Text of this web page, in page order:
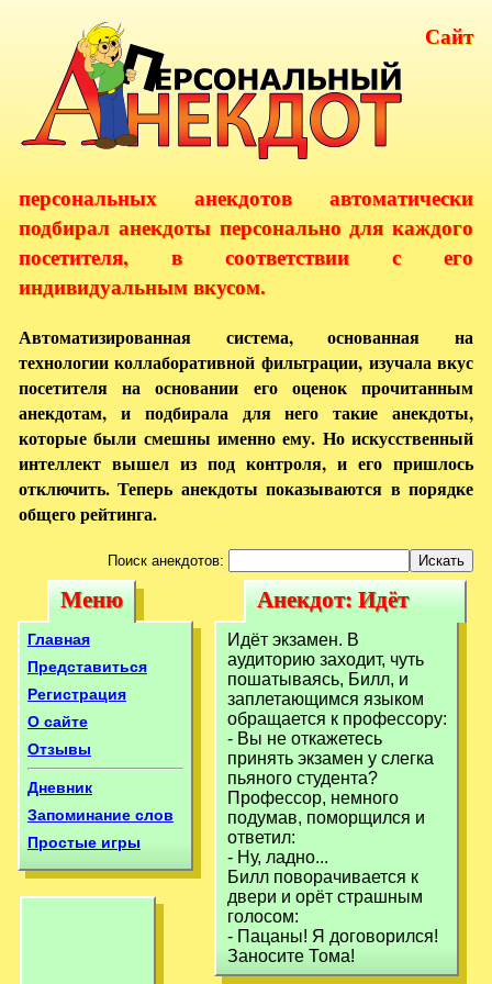
Сайт
персональных анекдотов автоматически
подбирал анекдоты персонально для каждого
посетителя, в соответствии с его
индивидуальным вкусом.
Автоматизированная система, основанная на
технологии коллаборативной фильтрации, изучала вкус
посетителя на основании его оценок прочитанным
анекдотам, и подбирала для него такие анекдоты,
которые были смешны именно ему. Но искусственный
интеллект вышел из под контроля, и его пришлось
отключить. Теперь анекдоты показываются в порядке
общего рейтинга.
Поиск анекдотов:
Меню
Меню
Главная
Представиться
Регистрация
О сайте
Отзывы
Дневник
Запоминание слов
Простые игры
Анекдот: Идёт
экзамен. В
аудиторию
заходит, чуть
Анекдот: Идёт
экзамен. В
аудиторию
заходит, чуть
Идёт экзамен. В
аудиторию заходит, чуть
пошатываясь, Билл, и
заплетающимся языком
обращается к профессору:
- Вы не откажетесь
принять экзамен у слегка
пьяного студента?
Профессор, немного
подумав, поморщился и
ответил:
- Ну, ладно...
Билл поворачивается к
двери и орёт страшным
голосом:
- Пацаны! Я договорился!
Заносите Тома!